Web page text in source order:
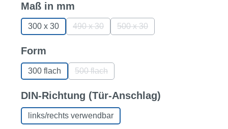
Maß in mm
300 x 30 490 x 30
(Diese Option ist zurzeit nicht verfügbar.)
500 x 30
(Diese Option ist zurzeit
Form
300 flach 500 flach
(Diese Option ist zurzeit nicht verfügbar.)
DIN-Richtung (Tür-Anschlag)
links/rechts verwendbar